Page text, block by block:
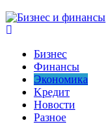
Бизнес
Финансы
Экономика
Kредит
Новости
Разное